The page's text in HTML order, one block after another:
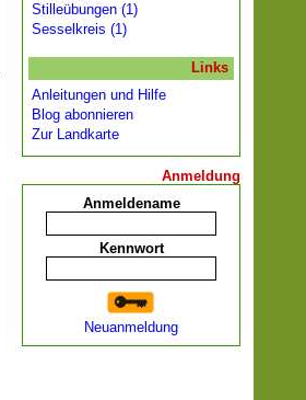
Stilleübungen (1)
Sesselkreis (1)
Links
Anleitungen und Hilfe
Blog abonnieren
Zur Landkarte
Anmeldung
Anmeldename
Kennwort
Neuanmeldung